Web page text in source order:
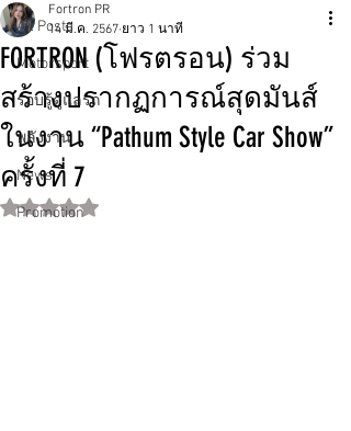
All Posts
Motorsport
รอบรู้ดูแลรถ
พลังงาน
News
Promotion
FORTRON (โฟรตรอน) ร่วม
สร้างปรากฏการณ์สุดมันส์
ในงาน “Pathum Style Car Show”
ครั้งที่ 7
Fortron PR
14 มี.ค. 2567 ยาว 1 นาที
ได้รับ NaN เต็ม 5 ดาว